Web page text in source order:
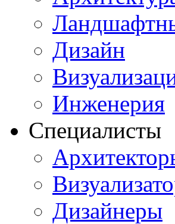
Дизайн
Инженерия
Специалисты
Дизайнеры